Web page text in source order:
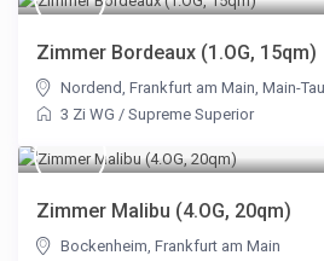
Zimmer Bordeaux (1.OG, 15qm)
Nordend,Frankfurt am Main,Main-
3 Zi WG /Supreme Superior
Zimmer Malibu (4.OG, 20qm)
Bockenheim,Frankfurt am Main